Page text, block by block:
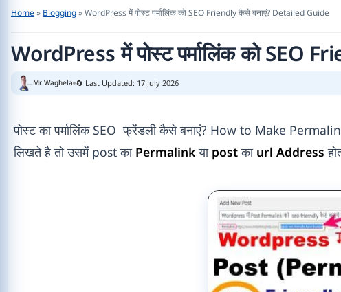
Home» Blogging»WordPress में पोस्ट पर्मालिंक को SEO Friendly कैसे बनाएं? Detailed Guide
WordPress में पोस्ट पर्मालिंक को SEO
Mr Waghela 🔄 Last Updated: 17 July 2026
पोस्ट का पर्मालिंक SEO फ्रेंडली कैसे बनाएं? How to Make
लिखते है तो उसमें post का Permalinkया postका url Address